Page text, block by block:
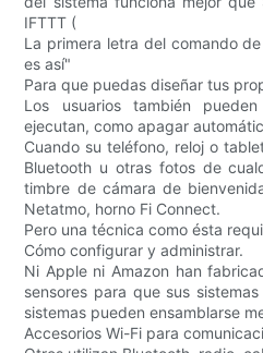
IFTTT (
La primera letra del comando
es así"
Para que puedas diseñar tus
Los usuarios también
ejecutan, como apagar
Cuando su teléfono, reloj o
Bluetooth u otras fotos de
timbre de cámara de
Netatmo, horno Fi Connect.
Pero una técnica como ésta
Cómo configurar y administrar.
Ni Apple ni Amazon han
sensores para que sus
sistemas pueden ensamblarse
Accesorios Wi-Fi para